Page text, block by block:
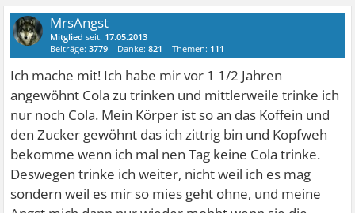
MrsAngst
Mitglied seit: 17.05.2013
Beiträge:3779 Danke:821 Themen: 111
Ich mache mit! Ich habe mir vor 1 1/2 Jahren
angewöhnt Cola zu trinken und mittlerweile trinke ich
nur noch Cola. Mein Körper ist so an das Koffein und
den Zucker gewöhnt das ich zittrig bin und Kopfweh
bekomme wenn ich mal nen Tag keine Cola trinke.
Deswegen trinke ich weiter, nicht weil ich es mag
sondern weil es mir so mies geht ohne, und meine